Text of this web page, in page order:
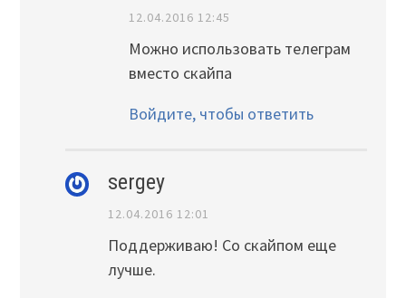
12.04.2016 12:45
Можно использовать телеграм
вместо скайпа
Войдите, чтобы ответить
sergey
12.04.2016 12:01
Поддерживаю! Со скайпом еще
лучше.